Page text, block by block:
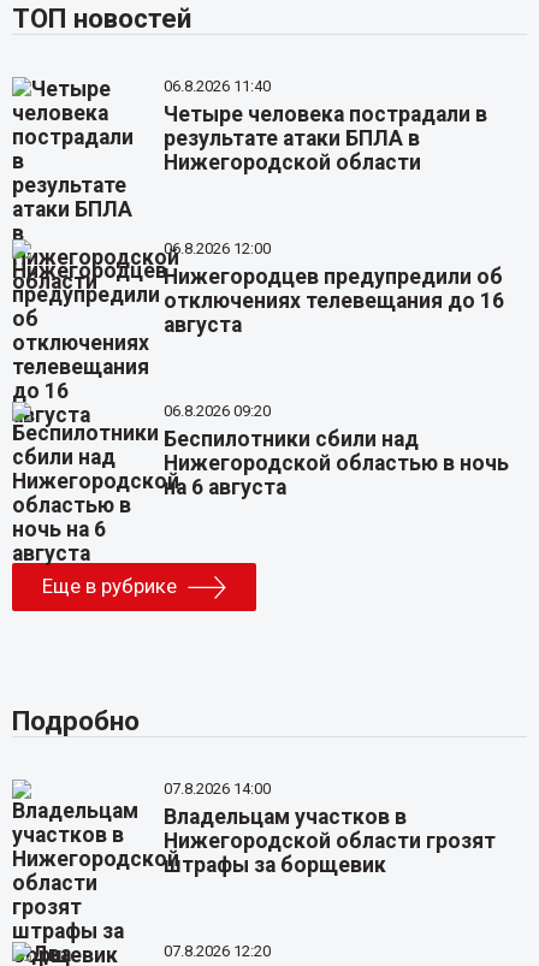
ТОП новостей
06.8.2026 11:40
Четыре человека пострадали в
результате атаки БПЛА в
Нижегородской области
06.8.2026 12:00
Нижегородцев предупредили об
отключениях телевещания до 16
августа
06.8.2026 09:20
Беспилотники сбили над
Нижегородской областью в ночь
на 6 августа
Еще в рубрике
Подробно
07.8.2026 14:00
Владельцам участков в
Нижегородской области грозят
штрафы за борщевик
07.8.2026 12:20